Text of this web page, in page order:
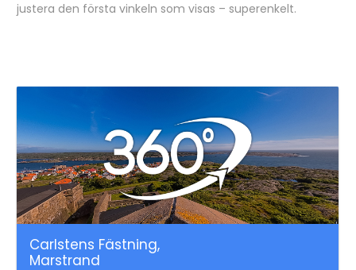
justera den första vinkeln som visas – superenkelt.
Carlstens Fästning,
Marstrand